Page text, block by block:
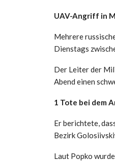
UAV-Angriff in
Mehrere
Dienstags
Der Leiter der
Abend einen
1 Tote bei dem
Er berichtete,
Bezirk
Laut Popko